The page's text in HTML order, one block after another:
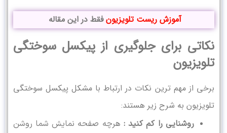
آموزش ریست تلویزیونفقط در این مقاله
نکاتی برای جلوگیری از پیکسل سوختگی
تلویزیون
برخی از مهم ترین نکات در ارتباط با مشکل پیکسل سوختگی
تلویزیون به شرح زیر هستند:
روشنایی را کم کنید : هرچه صفحه نمایش شما روشن